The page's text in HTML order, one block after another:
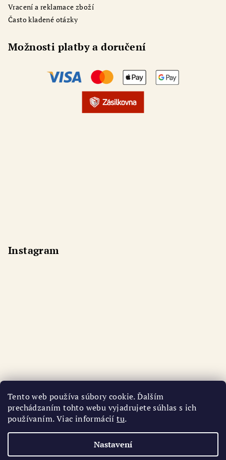
Tento web používa súbory cookie. Ďalším
prechádzaním tohto webu vyjadrujete súhlas s ich
používaním. Viac informáciítu.
Nastavení
Vracení a reklamace zboží
Často kladené otázky
Možnosti platby a doručení
Instagram
Sledovat na Instagramu
Copyright 2026AURI. Všechna práva vyhrazena.